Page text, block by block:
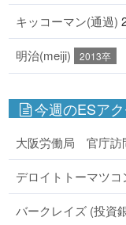
キッコーマン(通過)
明治(meiji) 2013卒
今週のESア
大阪労働局 官庁訪
デロイトトーマツ
バークレイズ (投資